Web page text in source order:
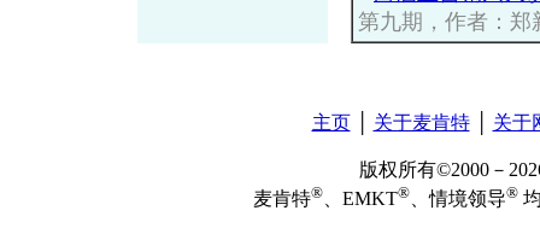
第九期，作者：郑
主页│ 关于麦肯特│ 关于
版权所有©2000－
麦肯特® 、EMKT® 、情境领导®